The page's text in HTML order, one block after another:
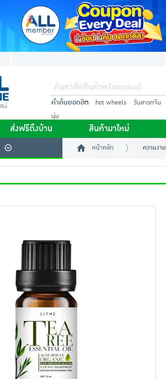
คำค้นยอดฮิต hot wheels วันสารทจีน
นุ่ม
ส่งฟรีถึงบ้าน สินค้ามาใหม่
หน้าหลัก ความงาม